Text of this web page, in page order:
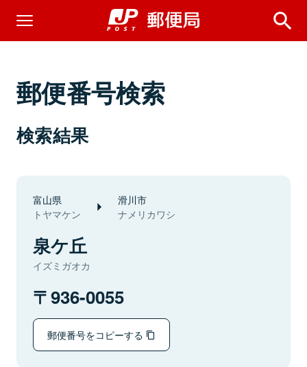
郵便番号検索
検索結果
富山県
トヤマケン
滑川市
ナメリカワシ
泉ケ丘
イズミガオカ
936-0055
郵便番号をコピーする